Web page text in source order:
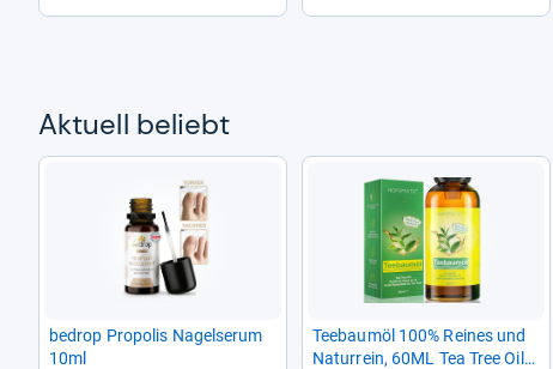
Aktu­ell beliebt
bedrop Pro­po­lis Nagel­se­rum
10ml
Tee­baumöl 100% Rei­nes und
Natur­rein, 60ML Tea Tree Oil